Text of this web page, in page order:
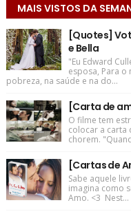
MAIS VISTOS DA
[Quotes]
e Bella
"Eu Edward
esposa, Para
pobreza, na saúde e na do...
[Carta de
O filme tem
colocar a carta
chorem.
[Cartas de
Sabe aquele
imagina como
Amo. <3 Nest...